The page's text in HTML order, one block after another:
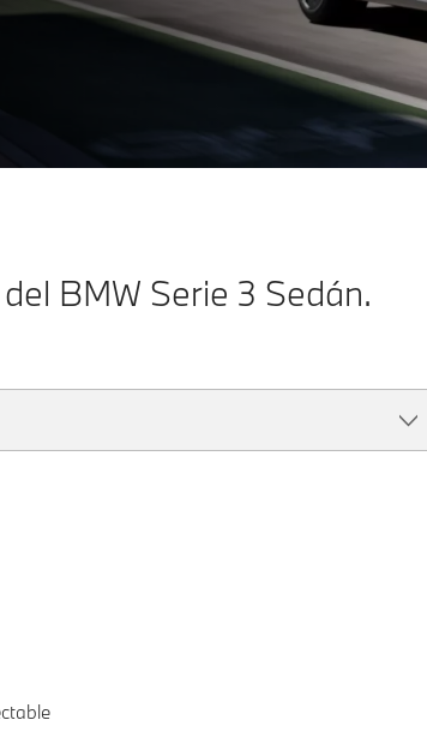
BMW Serie 3 Sedán.